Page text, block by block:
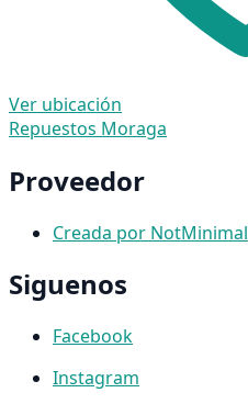
Ver ubicación
Repuestos Moraga
Proveedor
Creada por NotMinimal
Siguenos
Facebook
Instagram